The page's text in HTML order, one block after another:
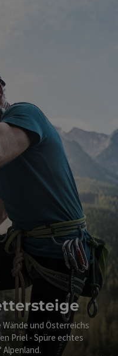
und Österreichs
Priel - Spüre echtes
Alpenland.